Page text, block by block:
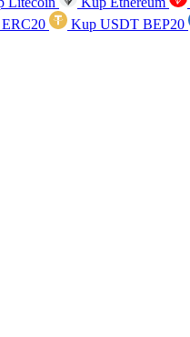
Kup USDT BEP20